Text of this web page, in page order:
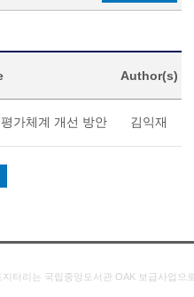
Author(s)
가체계 개선 방안 김익재
지터리는 국립중앙도서관 OAK 보급사업